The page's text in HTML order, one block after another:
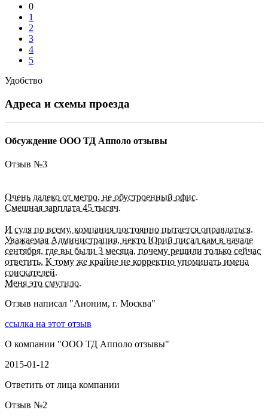
0
1
2
3
4
5
Удобство
Адреса и схемы проезда
Обсуждение ООО ТД Апполо отзывы
Отзыв №3
Очень далеко от метро, не обустроенный офис.
Смешная зарплата 45 тысяч.
И судя по всему, компания постоянно пытается оправдаться.
Уважаемая Администрация, некто Юрий писал вам в начале
сентября, где вы были 3 месяца, почему решили только сейчас
ответить, К тому же крайне не корректно упоминать имена
соискателей.
Меня это смутило.
Отзыв написал "Аноним, г. Москва"
ссылка на этот отзыв
О компании "ООО ТД Апполо отзывы"
2015-01-12
Ответить от лица компании
Отзыв №2